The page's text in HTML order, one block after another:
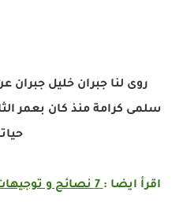
روى لنا جبران خليل
سلمى كرامة منذ كان بعمر
اقرأ ايضا :7 نصائح و توجيهات لتكوني فتاة أحلام أي رجل